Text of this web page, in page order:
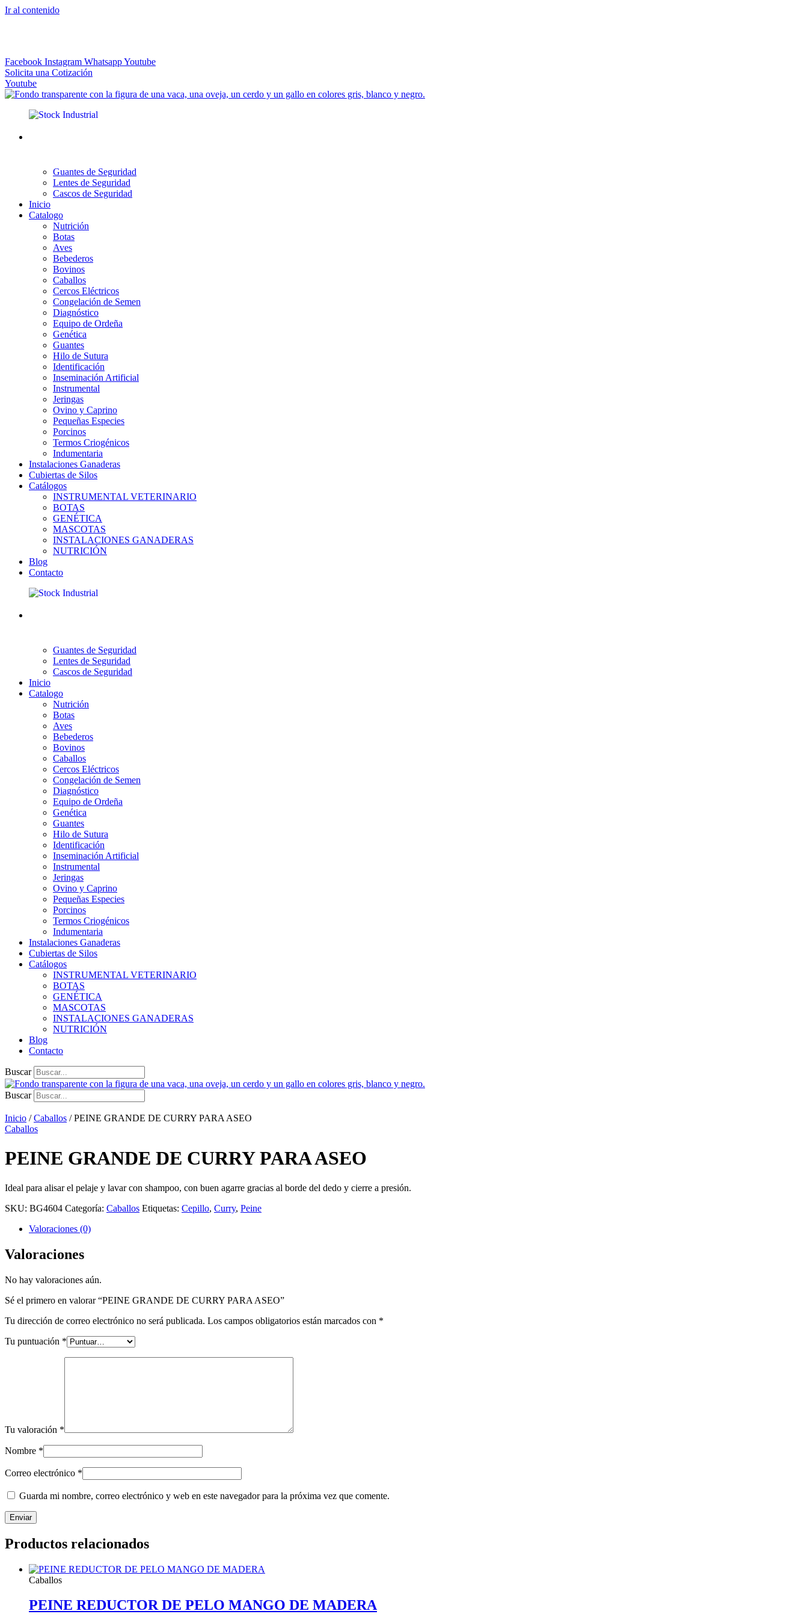
Ir al contenido
Facebook Instagram WhatsappYoutube
Solicita una Cotización
Youtube
Guantes de Seguridad
Lentes de Seguridad
Cascos de Seguridad
Inicio
Catalogo
Nutrición
Botas
Aves
Bebederos
Bovinos
Caballos
Cercos Eléctricos
Congelación de Semen
Diagnóstico
Equipo de Ordeña
Genética
Guantes
Hilo de Sutura
Identificación
Inseminación Artificial
Instrumental
Jeringas
Ovino y Caprino
Pequeñas Especies
Porcinos
Termos Criogénicos
Indumentaria
Instalaciones Ganaderas
Cubiertas de Silos
Catálogos
INSTRUMENTAL VETERINARIO
BOTAS
GENÉTICA
MASCOTAS
INSTALACIONES GANADERAS
NUTRICIÓN
Blog
Contacto
Guantes de Seguridad
Lentes de Seguridad
Cascos de Seguridad
Inicio
Catalogo
Nutrición
Botas
Aves
Bebederos
Bovinos
Caballos
Cercos Eléctricos
Congelación de Semen
Diagnóstico
Equipo de Ordeña
Genética
Guantes
Hilo de Sutura
Identificación
Inseminación Artificial
Instrumental
Jeringas
Ovino y Caprino
Pequeñas Especies
Porcinos
Termos Criogénicos
Indumentaria
Instalaciones Ganaderas
Cubiertas de Silos
Catálogos
INSTRUMENTAL VETERINARIO
BOTAS
GENÉTICA
MASCOTAS
INSTALACIONES GANADERAS
NUTRICIÓN
Blog
Contacto
Buscar
Buscar
Inicio /Caballos / PEINE GRANDE DE CURRY PARA ASEO
Caballos
PEINE GRANDE DE CURRY PARA ASEO
Ideal para alisar el pelaje y lavar con shampoo, con buen agarre gracias al borde del dedo y cierre a presión.
SKU: BG4604 Categoría: Caballos Etiquetas: Cepillo, Curry, Peine
Valoraciones (0)
Valoraciones
No hay valoraciones aún.
Sé el primero en valorar “PEINE GRANDE DE CURRY PARA ASEO”
Tu dirección de correo electrónico no será publicada. Los campos obligatorios están marcados con *
Tu puntuación *
Tu valoración *
Nombre *
Correo electrónico *
Guarda mi nombre, correo electrónico y web en este navegador para la próxima vez que comente.
Productos relacionados
Caballos
PEINE REDUCTOR DE PELO MANGO DE MADERA